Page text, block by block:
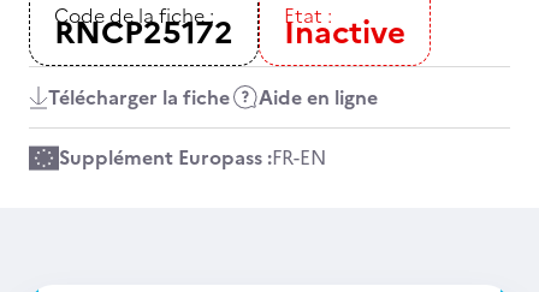
Code de la fiche :
RNCP25172 Etat :
Inactive
Télécharger la fiche Aide en ligne
Supplément Europass :FR-EN